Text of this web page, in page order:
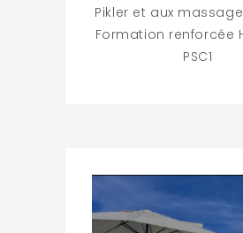
Pikler et aux
Formation renforcée
PSC1